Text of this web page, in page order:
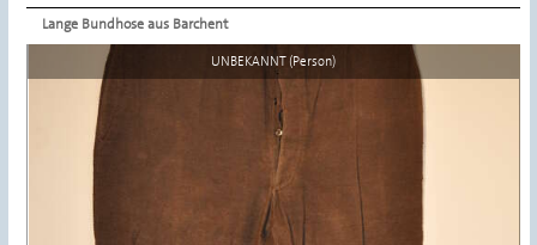
Lange Bundhose aus Barchent
UNBEKANNT (Person)
Details ansehen